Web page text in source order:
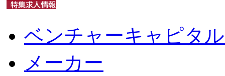
ベンチャーキャピタ
メーカー